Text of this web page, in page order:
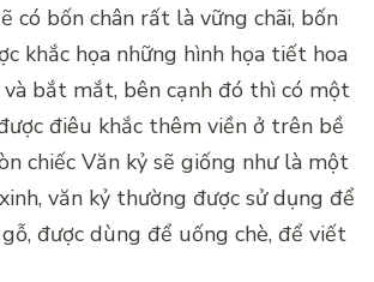
có bốn chân rất là vững chãi, bốn
khắc họa những hình họa tiết hoa
và bắt mắt, bên cạnh đó thì có một
điêu khắc thêm viền ở trên bề
chiếc Văn kỷ sẽ giống như là một
văn kỷ thường được sử dụng để
được dùng để uống chè, để viết